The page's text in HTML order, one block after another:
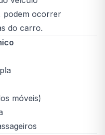
podem ocorrer
do carro.
móveis)